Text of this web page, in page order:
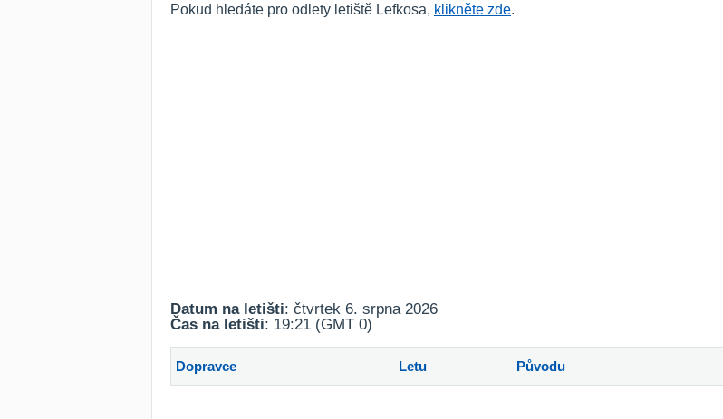
Pokud hledáte pro odlety letiště Lefkosa, klikněte zde.
Datum na letišti: čtvrtek 6. srpna 2026
Čas na letišti: 19:21 (GMT 0)
Dopravce Letu Původu